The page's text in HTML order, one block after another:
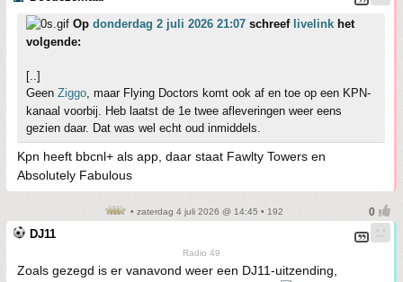
Op donderdag 2 juli 2026 21:07 schreef livelink het
volgende:
[..]
Geen Ziggo , maar Flying Doctors komt ook af en toe op een KPN-
kanaal voorbij. Heb laatst de 1e twee afleveringen weer eens
gezien daar. Dat was wel echt oud inmiddels.
Kpn heeft bbcnl+ als app, daar staat Fawlty Towers en
Absolutely Fabulous
• zaterdag 4 juli 2026 @ 14:45 • 192
DJ11
Radio 49
Zoals gezegd is er vanavond weer een DJ11-uitzending,